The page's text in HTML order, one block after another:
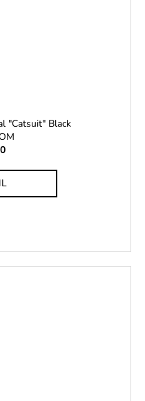
"Catsuit" Black